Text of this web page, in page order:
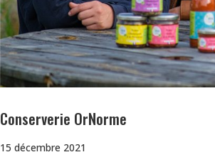
Conserverie OrNorme
15 décembre 2021